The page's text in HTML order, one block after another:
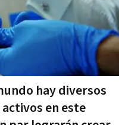
hay diversos
en este